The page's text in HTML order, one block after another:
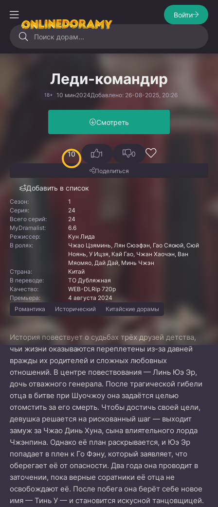
Войти
Леди-командир
18+ 10 мин2024Добавлено: 26-08-2025, 20:26
Смотреть
10
Добавить в список
1 0
Поделиться
Сезон:
1
Серия:
24
Всего серий:
24
MyDramalist:
6.6
Режиссер:
Кун Лида
В ролях:
Чжао Цзяминь, Лян Сюэфэн, Гао Сяоюй, Сюй
Ноянь, У Ицзя, Кай Гао, Чжан Хаочэн, Ван
Мяомяо, Дай Дай, Минь Чжэн
Страна:
Китай
В переводе:
ТО Дубляжная
Качество:
WEB-DLRip 720p
Премьера:
4 августа 2024
Романтика
Исторический Китайские дорамы
История повествует о судьбах трёх друзей детства,
чьи жизни оказываются переплетены из-за давней
вражды их родителей и сложных любовных
отношений. В центре повествования — Линь Юэ Эр,
дочь отважного генерала. После трагической гибели
отца в битве при Шуочжоу она задаётся целью
отомстить за его смерть. Чтобы достичь своей цели,
девушка решается на рискованный шаг — выходит
замуж за Чжао Динь Хуна, сына влиятельного лорда
Чжэнпина. Однако её план раскрывается, и Юэ Эр
попадает в плен к Го Фэну, который заявляет, что
оберегает её от опасности. Два года она проводит в
заточении, пока верные соратники её отца не
освобождают её. После побега она берёт себе новое
имя — Тинь У — и становится искусной танцовщицей.